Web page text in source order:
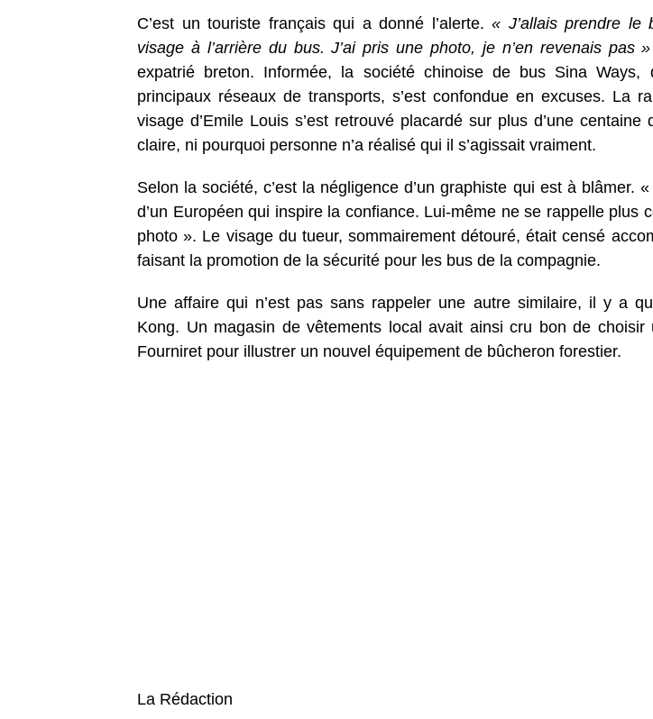
C’est un touriste français qui a donné l’alerte. « J’allais prendre le
visage à l’arrière du bus. J’ai pris une photo, je n’en revenais pas »
expatrié breton. Informée, la société chinoise de bus Sina Ways,
principaux réseaux de transports, s’est confondue en excuses. La
visage d’Emile Louis s’est retrouvé placardé sur plus d’une centaine
claire, ni pourquoi personne n’a réalisé qui il s’agissait vraiment.
Selon la société, c’est la négligence d’un graphiste qui est à blâmer.
d’un Européen qui inspire la confiance. Lui-même ne se rappelle plus
photo ». Le visage du tueur, sommairement détouré, était censé
faisant la promotion de la sécurité pour les bus de la compagnie.
Une affaire qui n’est pas sans rappeler une autre similaire, il y a
Kong. Un magasin de vêtements local avait ainsi cru bon de choisir
Fourniret pour illustrer un nouvel équipement de bûcheron forestier.
La Rédaction